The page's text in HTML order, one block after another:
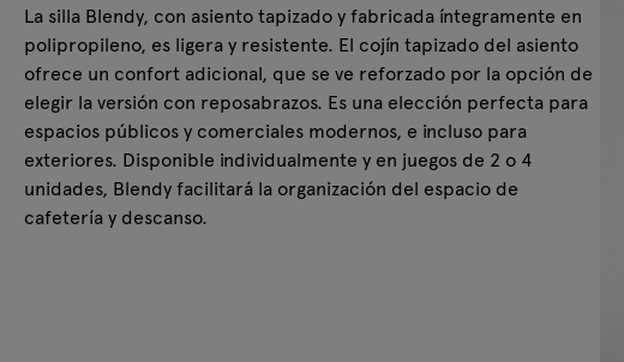
La silla Blendy, con asiento tapizado y fabricada íntegramente en
polipropileno, es ligera y resistente. El cojín tapizado del asiento
ofrece un confort adicional, que se ve reforzado por la opción de
elegir la versión con reposabrazos. Es una elección perfecta para
espacios públicos y comerciales modernos, e incluso para
exteriores. Disponible individualmente y en juegos de 2 o 4
unidades, Blendy facilitará la organización del espacio de
cafetería y descanso.